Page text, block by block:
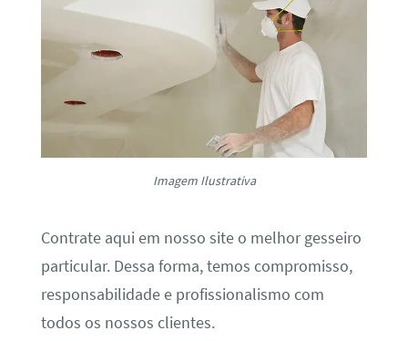
Imagem Ilustrativa
Contrate aqui em nosso site o melhor gesseiro
particular. Dessa forma, temos compromisso,
responsabilidade e profissionalismo com
todos os nossos clientes.